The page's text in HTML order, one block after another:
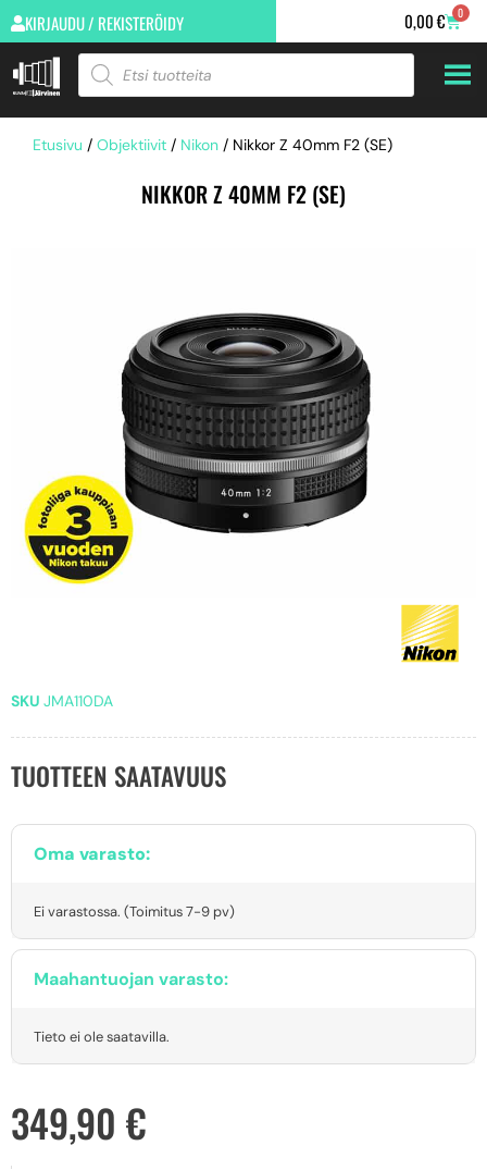
KIRJAUDU / REKISTERÖIDY 0,00€ 0
Etusivu / Objektiivit / Nikon / Nikkor Z 40mm F2 (SE)
NIKKOR Z 40MM F2 (SE)
SKU JMA110DA
TUOTTEEN SAATAVUUS
Oma varasto:
Ei varastossa. (Toimitus 7-9 pv)
Maahantuojan varasto:
Tieto ei ole saatavilla.
349,90 €